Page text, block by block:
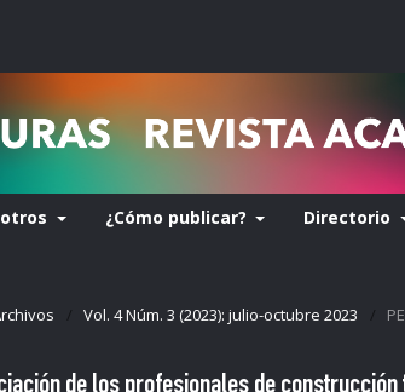
¿Cómo publicar? Directorio
/ Vol. 4 Núm. 3 (2023): julio-octubre 2023 /